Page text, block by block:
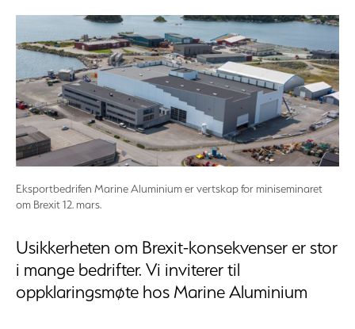
Eksportbedrifen Marine Aluminium er vertskap for miniseminaret
om Brexit 12. mars.
Usikkerheten om Brexit-konsekvenser er stor
i mange bedrifter. Vi inviterer til
oppklaringsmøte hos Marine Aluminium